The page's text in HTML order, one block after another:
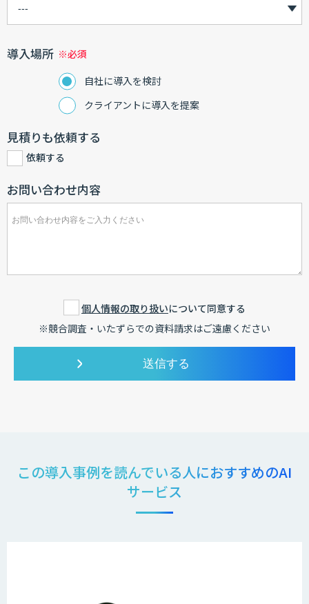
導入場所
自社に導入を検討
クライアントに導入を提案
見積りも依頼する
依頼する
お問い合わせ内容
個人情報の取り扱いについて同意する
※競合調査・いたずらでの資料請求はご遠慮ください
この導入事例を読んでいる人におすすめのAI
サービス